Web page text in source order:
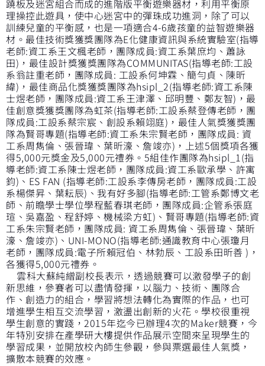
蹺板及迷宮組合而成的進階版平衡遊樂器材，利用平衡原
理操控此遊具，使中心迷宮中的彈珠成功進洞，除了可以
訓練兒童的平衡感，也是一項適合4-6歲孩童的益智遊樂器
材。最佳技術獎獲獎團隊為E化健康資訊與系統實驗室(指導
老師:資工系王文楓老師，團隊成員:資工系葉庶均、蕭詠
田)，最佳設計獎獲獎團隊為COMMUNITAS(指導老師:工設
系翁註重老師，團隊成員: 工設系何坤霖、簡勻貞、陳昕
緯)，最佳商品化獎獲獎團隊為hsipl_2(指導老師:資工系陳
士煜老師，團隊成員:資工系王津澤、邱明豐、鄭友智)，最
佳創意獎獲獎團隊為虹茶(指導老師:工設系蔡登傳老師，團
隊成員:工設系蔡宗宸、創設系賴翊庭)，最佳人氣獎獲獎團
隊為賢哥專題(指導老師:資工系朱宗賢老師，團隊成員: 資
工系周雋倫、張晉瑋、葉昕濠、詹竣亦)，上述5個獎項各獲
得5,000元獎金及5,000元禮券。5組佳作團隊為hsipl_1(指
導老師:資工系陳士煜老師，團隊成員:資工系歐承學、許寓
鈞)、ES FAN (指導老師:工設系李傳房老師，團隊成員:工設
系楊傑昇、葉耘辰)、我有好多腳(指導老師:工管系鄭博文老
師、前瞻學士學位學程藍春琪老師，團隊成員:企管系張庭
瑄、吳嘉盈、程舒婷、機械梁方虹)、賢哥專題(指導老師:資
工系朱宗賢老師，團隊成員: 資工系周雋倫、張晉瑋、葉昕
濠、詹竣亦)、UNI-MONO(指導老師:通識教育中心張瓊月
老師，團隊成員:電子所賴冠伯、林勃辰、工設系田昕善 )，
各獲得5,000元禮券。
雲科大蘇純繒副校長表示，透過競賽可以激發學子的創
新思維，參賽者可以盡情發揮，以腦力、技術、團隊合
作、創造力的組合，學習將想法轉化為實際的作品，也可
增進學生相互交流學習，激盪出創新的火花。學校很重視
學生創意的實踐，2015年迄今已辦理4次的Maker競賽，今
年特別安排在產學研大樓提供作品展示空間來呈現學生的
學習成果，並開放校內師生參觀，參與票選最佳人氣獎，
擴散本競賽的效應。